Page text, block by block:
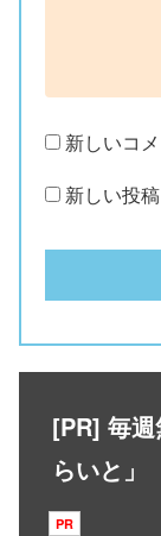
新しいコ
新しい投
[PR] 毎
らいと」